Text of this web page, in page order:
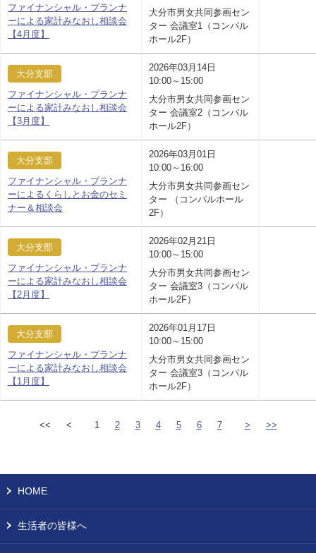
ファイナンシャル・プランナ
ーによる家計みなおし相談会
【4月度】
大分市男女共同参画セン
ター 会議室1（コンパル
ホール2F）
大分支部
ファイナンシャル・プランナ
ーによる家計みなおし相談会
【3月度】
2026年03月14日
10:00～15:00
大分市男女共同参画セン
ター 会議室2（コンパル
ホール2F）
大分支部
ファイナンシャル・プランナ
ーによるくらしとお金のセミ
ナー＆相談会
2026年03月01日
10:00～16:00
大分市男女共同参画セン
ター （コンパルホール
2F）
大分支部
ファイナンシャル・プランナ
ーによる家計みなおし相談会
【2月度】
2026年02月21日
10:00～15:00
大分市男女共同参画セン
ター 会議室3（コンパル
ホール2F）
大分支部
ファイナンシャル・プランナ
ーによる家計みなおし相談会
【1月度】
2026年01月17日
10:00～15:00
大分市男女共同参画セン
ター 会議室3（コンパル
ホール2F）
<< < 1 2 3 4 5 6 7 > >>
HOME
生活者の皆様へ